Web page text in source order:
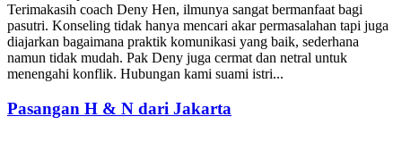
Terimakasih coach Deny Hen, ilmunya sangat bermanfaat bagi
pasutri. Konseling tidak hanya mencari akar permasalahan tapi juga
diajarkan bagaimana praktik komunikasi yang baik, sederhana
namun tidak mudah. Pak Deny juga cermat dan netral untuk
menengahi konflik. Hubungan kami suami istri...
Pasangan H & N dari Jakarta